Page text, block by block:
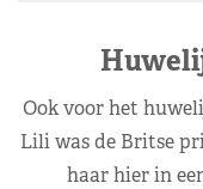
Ook voor het
Lili was de Britse
haar hier in